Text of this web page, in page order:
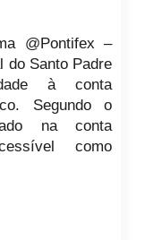
@Pontifex –
do Santo Padre
à conta
Segundo o
na conta
como